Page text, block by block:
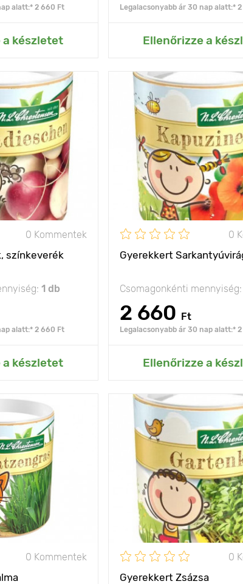
alatt:* 2 660 Ft
a készletet
Én kertemhez
Legalacsonyabb ár 30 nap alatt:*
Ellenőrizze a
Hozzáadás az Én
0 Kommentek
színkeverék
1 db
alatt:* 2 660 Ft
a készletet
Önnek és
vendégeinek
akár 15 cm
5 х 15 cm
Én kertemhez
0
Gyerekkert
Csomagonkénti mennyiség:
2 660 Ft
Legalacsonyabb ár 30 nap alatt:*
Ellenőrizze a
Jellemzők
Kifejlett kori
magasság
Ültetési távolság
Fényigény
Hozzáadás az Én
0 Kommentek
kis kedvencei
számára szeretettel
7 - 10 cm
5 х 5 cm
szórt fény
0
Gyerekkert Zsázsa
Jellemzők
Kifejlett kori
magasság
Fényigény